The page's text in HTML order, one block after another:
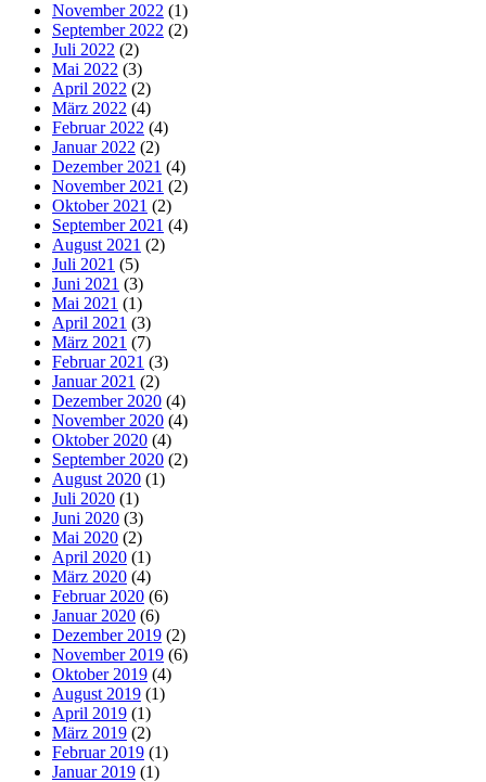
November 2022 (1)
September 2022 (2)
Juli 2022 (2)
Mai 2022 (3)
April 2022 (2)
März 2022 (4)
Februar 2022 (4)
Januar 2022 (2)
Dezember 2021 (4)
November 2021 (2)
Oktober 2021 (2)
September 2021 (4)
August 2021 (2)
Juli 2021 (5)
Juni 2021 (3)
Mai 2021 (1)
April 2021 (3)
März 2021 (7)
Februar 2021 (3)
Januar 2021 (2)
Dezember 2020 (4)
November 2020 (4)
Oktober 2020 (4)
September 2020 (2)
August 2020 (1)
Juli 2020 (1)
Juni 2020 (3)
Mai 2020 (2)
April 2020 (1)
März 2020 (4)
Februar 2020 (6)
Januar 2020 (6)
Dezember 2019 (2)
November 2019 (6)
Oktober 2019 (4)
August 2019 (1)
April 2019 (1)
März 2019 (2)
Februar 2019 (1)
Januar 2019 (1)